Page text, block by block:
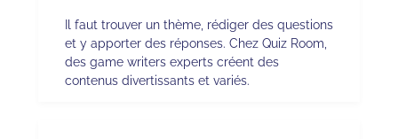
Il faut trouver un thème, rédiger des questions
et y apporter des réponses. Chez Quiz Room,
des game writers experts créent des
contenus divertissants et variés.